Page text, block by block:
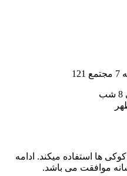
ها استفاده میکند. ادامه
موافقت می باشد.